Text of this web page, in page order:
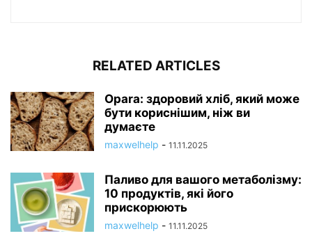
RELATED ARTICLES
Opara: здоровий хліб, який може
бути кориснішим, ніж ви
думаєте
maxwelhelp - 11.11.2025
Паливо для вашого метаболізму:
10 продуктів, які його
прискорюють
maxwelhelp - 11.11.2025